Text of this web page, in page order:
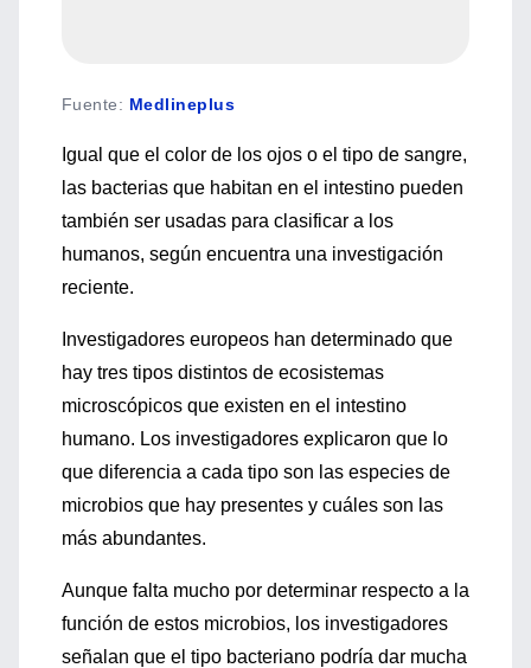
Fuente: Medlineplus
Igual que el color de los ojos o el tipo de sangre,
las bacterias que habitan en el intestino pueden
también ser usadas para clasificar a los
humanos, según encuentra una investigación
reciente.
Investigadores europeos han determinado que
hay tres tipos distintos de ecosistemas
microscópicos que existen en el intestino
humano. Los investigadores explicaron que lo
que diferencia a cada tipo son las especies de
microbios que hay presentes y cuáles son las
más abundantes.
Aunque falta mucho por determinar respecto a la
función de estos microbios, los investigadores
señalan que el tipo bacteriano podría dar mucha